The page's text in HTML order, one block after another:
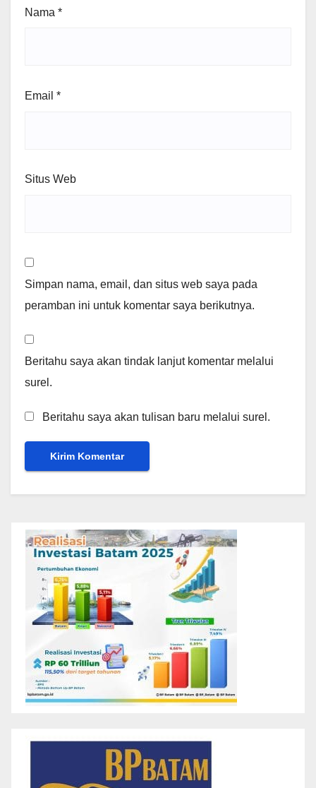
Nama *
Email *
Situs Web
Simpan nama, email, dan situs web saya pada
peramban ini untuk komentar saya berikutnya.
Beritahu saya akan tindak lanjut komentar melalui
surel.
Beritahu saya akan tulisan baru melalui surel.